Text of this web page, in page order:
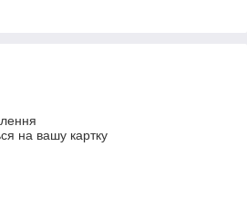
на вашу картку